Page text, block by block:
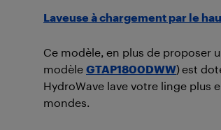
Laveuse à chargement par le
Ce modèle, en plus de proposer
modèle GTAP1800DWW)est
HydroWave lave votre linge plus
mondes.